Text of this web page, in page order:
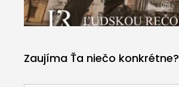
Zaujíma Ťa niečo konkrétne?